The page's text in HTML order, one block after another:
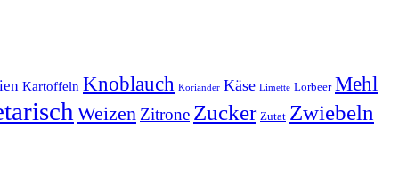
Kartoffeln Knoblauch Koriander Käse Limette Lorbeer Mehl
Weizen Zitrone Zucker Zutat Zwiebeln